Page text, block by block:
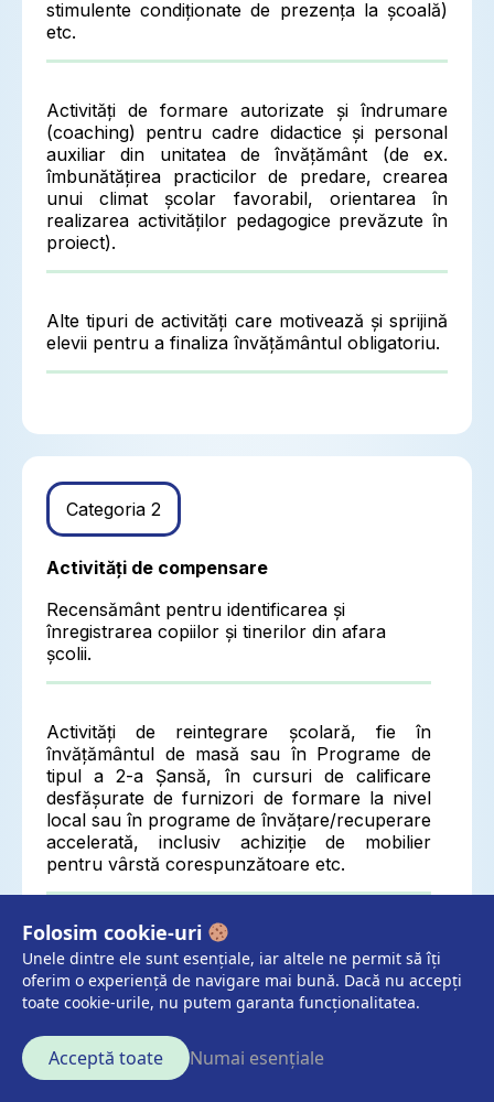
Folosim cookie-uri
Unele dintre ele sunt esențiale, iar altele ne permit să îți
oferim o experiență de navigare mai bună. Dacă nu accepți
toate cookie-urile, nu putem garanta funcționalitatea.
Acceptă toate Numai esențiale
stimulente condiționate de prezența la școală)
etc.
Activități de formare autorizate și îndrumare
(coaching) pentru cadre didactice și personal
auxiliar din unitatea de învățământ (de ex.
îmbunătățirea practicilor de predare, crearea
unui climat școlar favorabil, orientarea în
realizarea activităților pedagogice prevăzute în
proiect).
Alte tipuri de activități care motivează și sprijină
elevii pentru a finaliza învățământul obligatoriu.
Categoria 2
Activități de compensare
Recensământ pentru identificarea și
înregistrarea copiilor și tinerilor din afara
școlii.
Activități de reintegrare școlară, fie în
învățământul de masă sau în Programe de
tipul a 2-a Șansă, în cursuri de calificare
desfășurate de furnizori de formare la nivel
local sau în programe de învățare/recuperare
accelerată, inclusiv achiziție de mobilier
pentru vârstă corespunzătoare etc.
Activități de dezvoltare/ îmbunătățire a
competențelor etc.
Activități de îndrumare (coaching) și consiliere
profesională.